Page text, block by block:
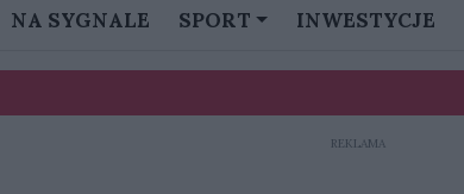
NA SYGNALE SPORT INWESTYCJE
REKLAMA